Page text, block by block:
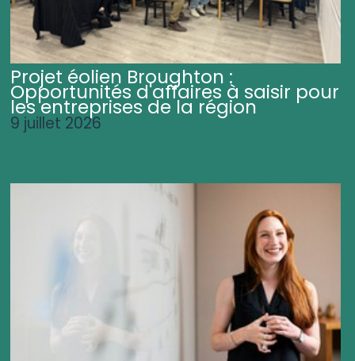
Projet éolien Broughton :
Opportunités d'affaires à saisir pour
les entreprises de la région
9 juillet 2026